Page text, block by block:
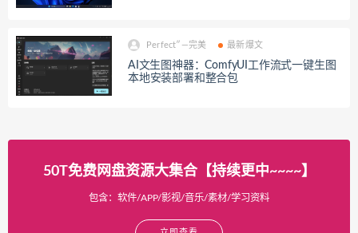
Perfect″—完美 最新爆文
AI文生图神器：ComfyUI工作流式一键生图
本地安装部署和整合包
50T免费网盘资源大集合【持续更中~~~~】
包含：软件/APP/影视/音乐/素材/学习资料